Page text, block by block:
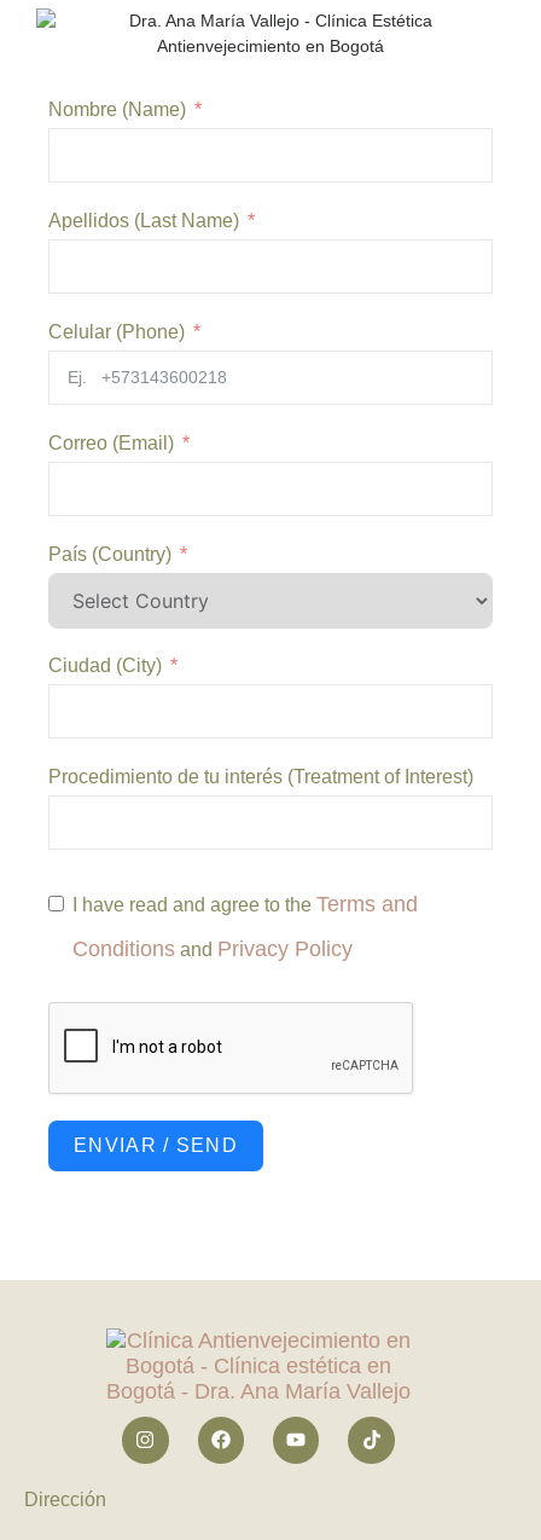
Nombre (Name)
Apellidos (Last Name)
Celular (Phone)
Correo (Email)
País (Country)
Ciudad (City)
Procedimiento de tu interés (Treatment of Interest)
I have read and agree to the Terms and
Conditions and Privacy Policy
ENVIAR / SEND
Dirección